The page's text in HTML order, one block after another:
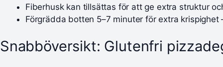
Fiberhusk kan tillsättas för att ge extra struktur
Förgrädda botten 5–7 minuter för extra
Snabböversikt: Glutenfri